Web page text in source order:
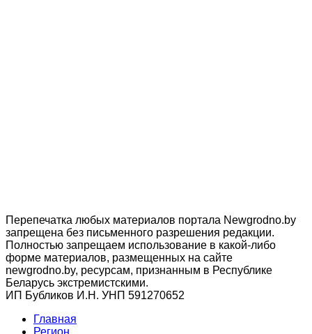
Перепечатка любых материалов портала Newgrodno.by
запрещена без письменного разрешения редакции.
Полностью запрещаем использование в какой-либо
форме материалов, размещенных на сайте
newgrodno.by, ресурсам, признанным в Республике
Беларусь экстремистскими.
ИП Бубликов И.Н. УНП 591270652
Главная